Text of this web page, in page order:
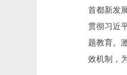
首都新发
贯彻习近
题教育。
效机制，